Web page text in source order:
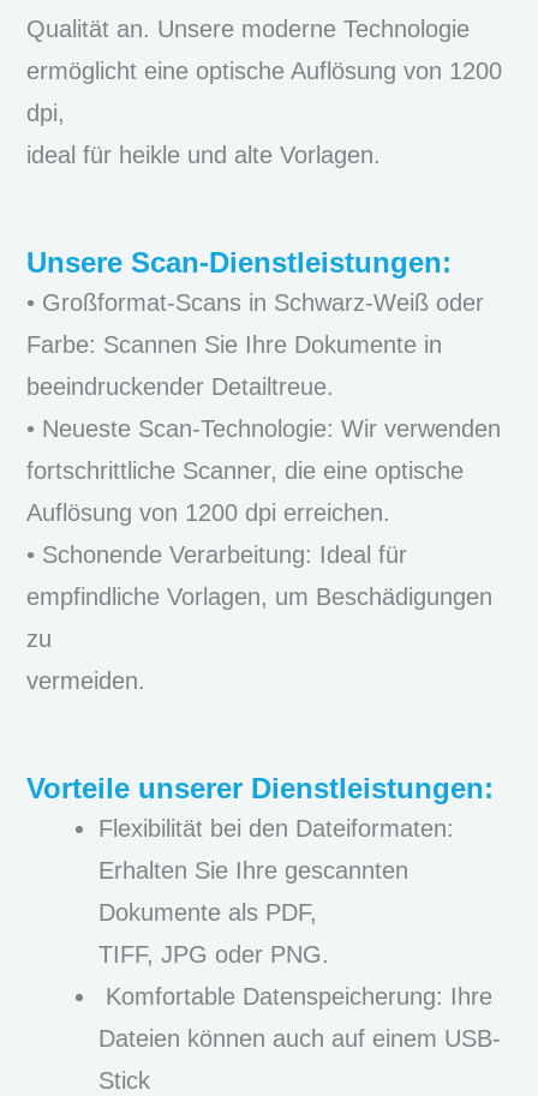
Qualität an. Unsere moderne Technologie
ermöglicht eine optische Auflösung von 1200
dpi,
ideal für heikle und alte Vorlagen.
Unsere Scan-Dienstleistungen:
• Großformat-Scans in Schwarz-Weiß oder
Farbe: Scannen Sie Ihre Dokumente in
beeindruckender Detailtreue.
• Neueste Scan-Technologie: Wir verwenden
fortschrittliche Scanner, die eine optische
Auflösung von 1200 dpi erreichen.
• Schonende Verarbeitung: Ideal für
empfindliche Vorlagen, um Beschädigungen
zu
vermeiden.
Vorteile unserer Dienstleistungen:
Flexibilität bei den Dateiformaten:
Erhalten Sie Ihre gescannten
Dokumente als PDF,
TIFF, JPG oder PNG.
Komfortable Datenspeicherung: Ihre
Dateien können auch auf einem USB-
Stick